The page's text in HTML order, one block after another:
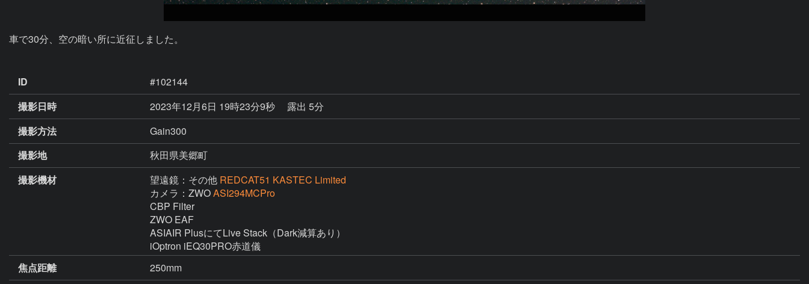
車で30分、空の暗い所に近征しました。
ID
#102144
撮影日時
2023年12月6日 19時23分9秒
露出 5分
撮影方法
Gain300
撮影地
秋田県美郷町
撮影機材
望遠鏡：その他 REDCAT51 KASTEC Limited
カメラ：ZWOASI294MCPro
CBP Filter
ZWO EAF
ASIAIR PlusにてLive Stack（Dark減算あり）
iOptron iEQ30PRO赤道儀
焦点距離
250mm